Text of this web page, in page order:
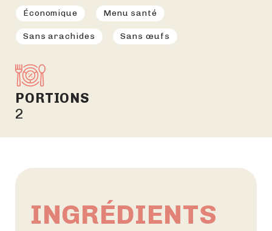
Économique Menu santé
Sans arachides Sans œufs
PORTIONS
2
INGRÉDIENTS